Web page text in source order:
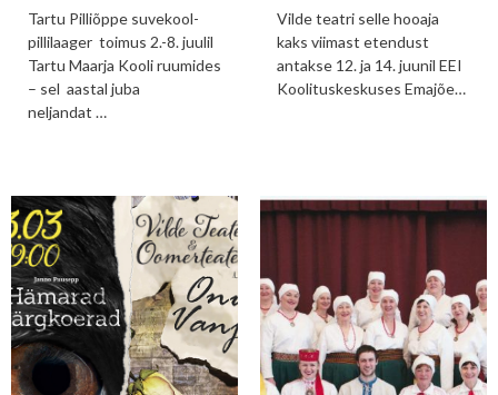
Tartu Pilliõppe suvekool-
pillilaager toimus 2.-8. juulil
Tartu Maarja Kooli ruumides
– sel aastal juba
neljandat …
Vilde teatri selle hooaja
kaks viimast etendust
antakse 12. ja 14. juunil EEI
Koolituskeskuses Emajõe…